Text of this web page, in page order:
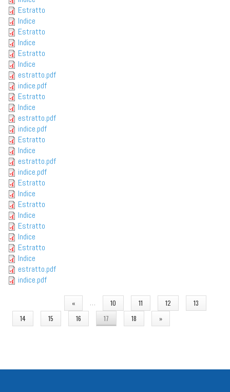
Estratto
Indice
Estratto
Indice
Estratto
Indice
estratto.pdf
indice.pdf
Estratto
Indice
estratto.pdf
indice.pdf
Estratto
Indice
estratto.pdf
indice.pdf
Estratto
Indice
Estratto
Indice
Estratto
Indice
Estratto
Indice
estratto.pdf
indice.pdf
« … 10 11 12
13
14
15 16 17 18 »